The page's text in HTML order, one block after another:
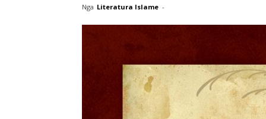
Nga Literatura Islame -